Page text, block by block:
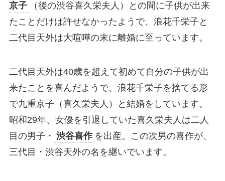
京子
（後の渋谷喜久栄夫人）との間に子供が出来
たことだけは許せなかったようで、浪花千栄子と
二代目天外は大喧嘩の末に離婚に至っています。
二代目天外は40歳を超えて初めて自分の子供が出
来たことを喜んだようで、浪花千栄子を捨てる形
で九重京子（喜久栄夫人）と結婚をしています。
昭和29年、女優を引退していた喜久栄夫人は二人
目の男子・ 渋谷喜作 を出産。この次男の喜作が、
三代目・渋谷天外の名を継いでいます。